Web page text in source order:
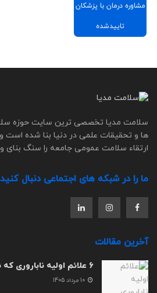
مشاوره درمان با پزشکان
تاییدشده
سلامت مدیا تخصصی ترین سایت حوزه
ها و تحقیقات علمی در دنیا بنا شده است
ارتقاء سلامت عمومی جامعه را سنگ بنای
ما را در شبکه های اجتماعی دنبال کنید
آخرین مقالات
6 علائم اولیه ناباروری که نباید نادیده بگیرید